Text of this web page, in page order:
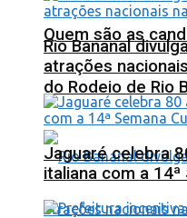
Quem são as
do Rodeio de Rio
Rio Bananal
atrações
Jaguaré celebra
italiana com a